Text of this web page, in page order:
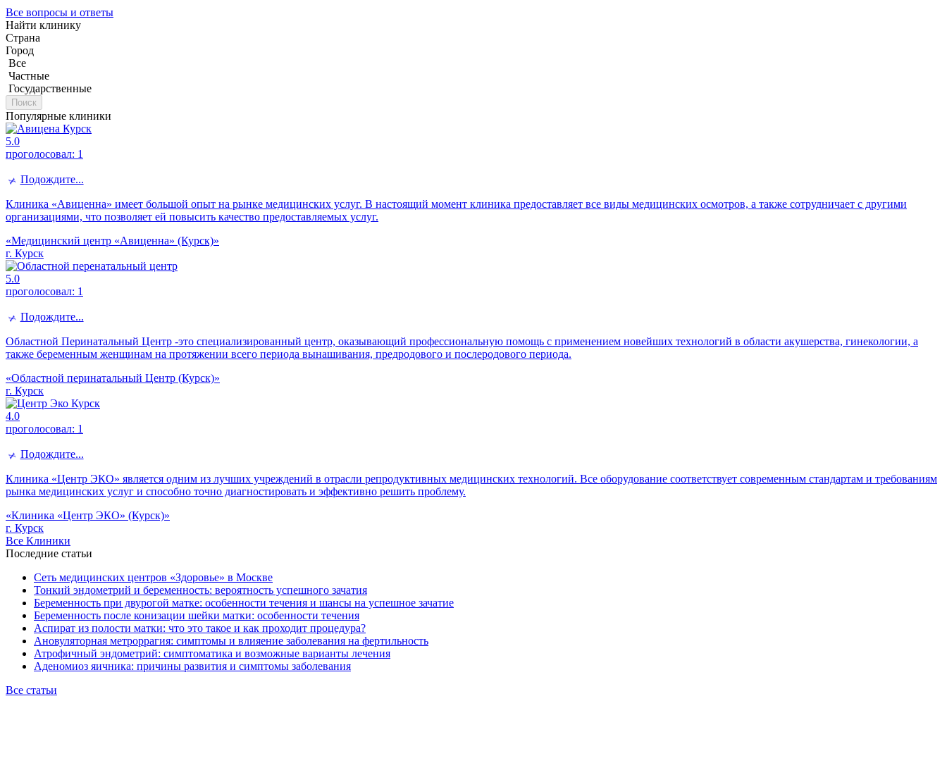
Все вопросы и ответы
Найти клинику
Страна
Город
Все
Частные
Государственные
Поиск
Популярные клиники
5.0
проголосовал: 1
Подождите...
Клиника «Авиценна» имеет большой опыт на рынке медицинских услуг. В настоящий момент клиника предоставляет все виды медицинских осмотров, а также сотрудничает с другими
организациями, что позволяет ей повысить качество предоставляемых услуг.
«Медицинский центр «Авиценна» (Курск)»
г. Курск
5.0
проголосовал: 1
Подождите...
Областной Перинатальный Центр -это специализированный центр, оказывающий профессиональную помощь с применением новейших технологий в области акушерства, гинекологии, а
также беременным женщинам на протяжении всего периода вынашивания, предродового и послеродового периода.
«Областной перинатальный Центр (Курск)»
г. Курск
4.0
проголосовал: 1
Подождите...
Клиника «Центр ЭКО» является одним из лучших учреждений в отрасли репродуктивных медицинских технологий. Все оборудование соответствует современным стандартам и требованиям
рынка медицинских услуг и способно точно диагностировать и эффективно решить проблему.
«Клиника «Центр ЭКО» (Курск)»
г. Курск
Все Клиники
Последние статьи
Сеть медицинских центров «Здоровье» в Москве
Тонкий эндометрий и беременность: вероятность успешного зачатия
Беременность при двурогой матке: особенности течения и шансы на успешное зачатие
Беременность после конизации шейки матки: особенности течения
Аспират из полости матки: что это такое и как проходит процедура?
Ановуляторная метроррагия: симптомы и влияение заболевания на фертильность
Атрофичный эндометрий: симптоматика и возможные варианты лечения
Аденомиоз яичника: причины развития и симптомы заболевания
Все статьи